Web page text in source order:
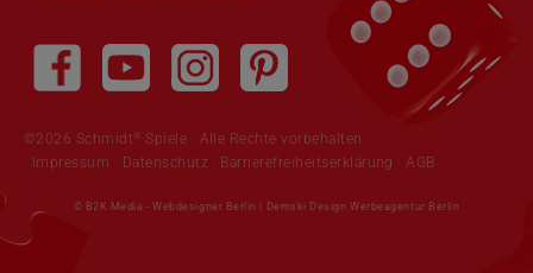
überspringen
©2026 Schmidt ®
Spiele · Alle Rechte vorbehalten
Impressum · Datenschutz · Barrierefreiheitserklärung ·AGB
© B2K Media -Webdesigner Berlin Demski Design Werbeagentur Berlin